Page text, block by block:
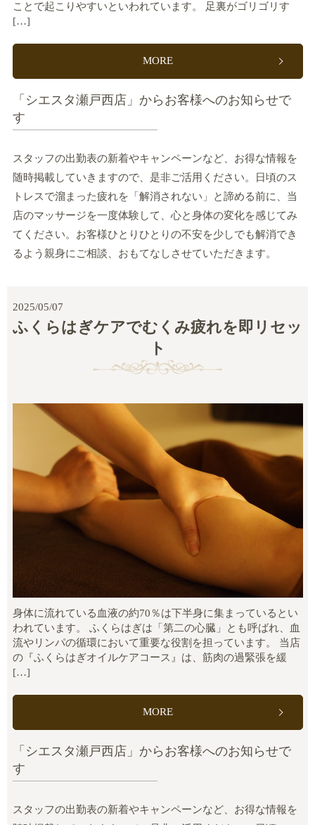
ことで起こりやすいといわれています。 足裏がゴリゴリす
[…]
MORE
「シエスタ瀬戸西店」からお客様へのお知らせで
す
スタッフの出勤表の新着やキャンペーンなど、お得な情報を
随時掲載していきますので、是非ご活用ください。日頃のス
トレスで溜まった疲れを「解消されない」と諦める前に、当
店のマッサージを一度体験して、心と身体の変化を感じてみ
てください。お客様ひとりひとりの不安を少しでも解消でき
るよう親身にご相談、おもてなしさせていただきます。
2025/05/07
ふくらはぎケアでむくみ疲れを即リセッ
ト
身体に流れている血液の約70％は下半身に集まっているとい
われています。 ふくらはぎは「第二の心臓」とも呼ばれ、血
流やリンパの循環において重要な役割を担っています。 当店
の『ふくらはぎオイルケアコース』は、筋肉の過緊張を緩
[…]
MORE
「シエスタ瀬戸西店」からお客様へのお知らせで
す
スタッフの出勤表の新着やキャンペーンなど、お得な情報を